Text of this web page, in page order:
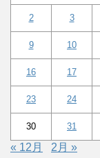
2 3
9 10
16 17
23 24
30 31
« 12月 2月 »